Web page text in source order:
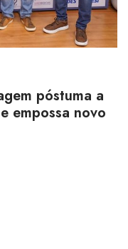
póstuma a
empossa novo